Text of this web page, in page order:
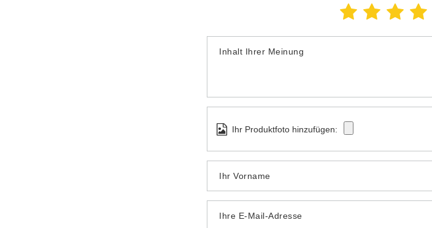
Inhalt Ihrer Meinung
Ihr Produktfoto hinzufügen:
Ihr Vorname
Ihre E-Mail-Adresse